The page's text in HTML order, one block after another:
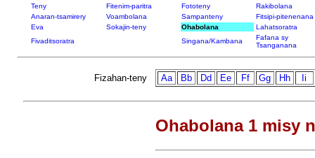
Teny Fitenim-paritra Fototeny
Rakibolana
Anaran-tsamirery
Voambolana Sampanteny
Fitsipi-pitenenana
Eva
Sokajin-teny Ohabolana
Lahatsoratra
Fivaditsoratra
Singana/Kambana
Fafana sy
Tsanganana
Fizahan-teny Aa Bb Dd Ee Ff Gg Hh Ii
Ohabolana 1 misy